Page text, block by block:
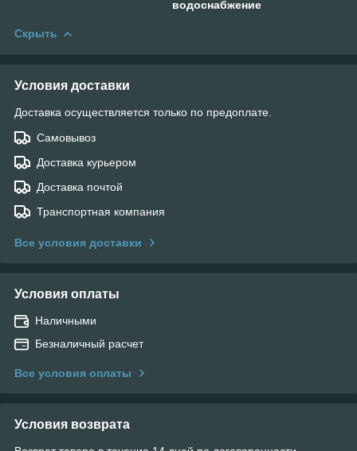
водоснабжение
Скрыть
Условия доставки
Доставка осуществляется только по предоплате.
Самовывоз
Доставка курьером
Доставка почтой
Транспортная компания
Все условия доставки
Условия оплаты
Наличными
Безналичный расчет
Все условия оплаты
Условия возврата